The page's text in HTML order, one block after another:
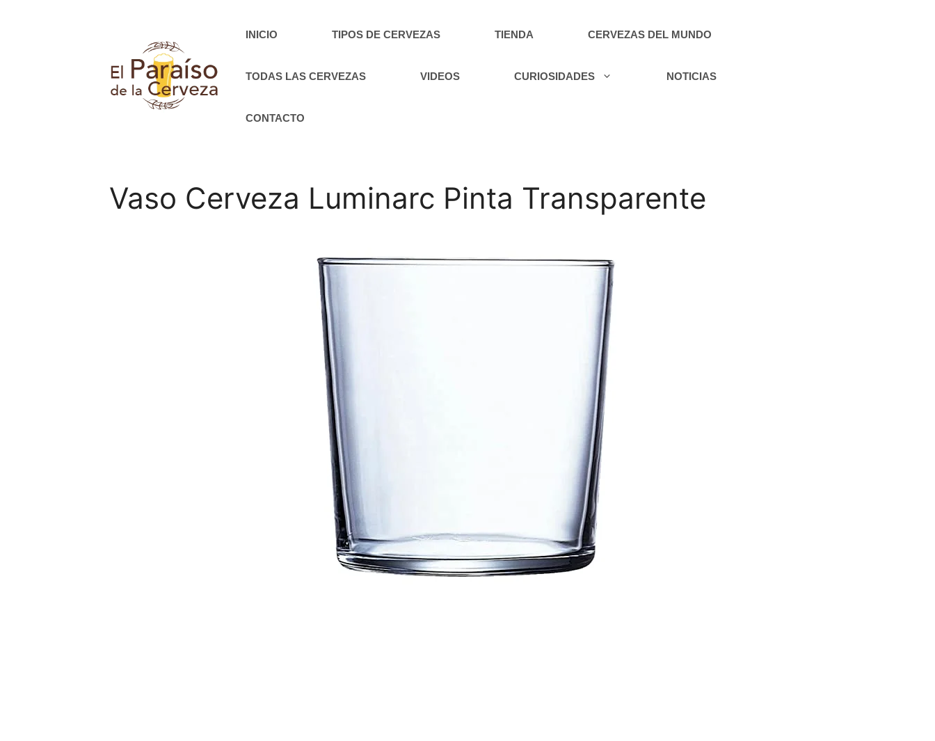
INICIO TIPOS DE CERVEZAS TIENDA CERVEZAS DEL MUNDO
TODAS LAS CERVEZAS VIDEOS CURIOSIDADES NOTICIAS
CONTACTO
Vaso Cerveza Luminarc Pinta Transparente